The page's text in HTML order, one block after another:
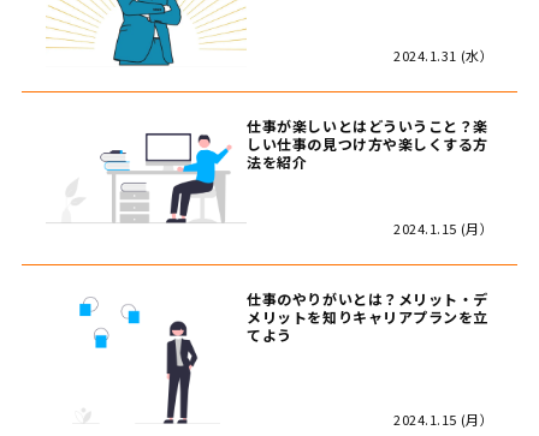
2024.1.31 (水）
仕事が楽しいとはどういうこと？楽
しい仕事の見つけ方や楽しくする方
法を紹介
2024.1.15 (月）
仕事のやりがいとは？メリット・デ
メリットを知りキャリアプランを立
てよう
2024.1.15 (月）